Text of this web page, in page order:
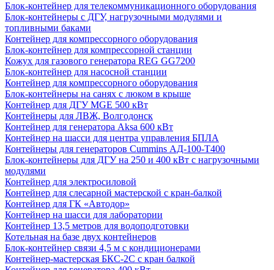
Блок-контейнер для телекоммуникационного оборудования
Блок-контейнеры с ДГУ, нагрузочными модулями и
топливными баками
Контейнер для компрессорного оборудования
Блок-контейнер для компрессорной станции
Кожух для газового генератора REG GG7200
Блок-контейнер для насосной станции
Контейнер для компрессорного оборудования
Блок-контейнеры на санях с люком в крыше
Контейнер для ДГУ MGE 500 кВт
Контейнеры для ЛВЖ, Волгодонск
Контейнер для генератора Aksa 600 кВт
Контейнер на шасси для центра управления БПЛА
Контейнеры для генераторов Cummins АД-100-Т400
Блок-контейнеры для ДГУ на 250 и 400 кВт с нагрузочными
модулями
Контейнер для электросиловой
Контейнер для слесарной мастерской с кран-балкой
Контейнер для ГК «Автодор»
Контейнер на шасси для лаборатории
Контейнер 13,5 метров для водоподготовки
Котельная на базе двух контейнеров
Блок-контейнер связи 4,5 м с кондиционерами
Контейнер-мастерская БКС-2С с кран балкой